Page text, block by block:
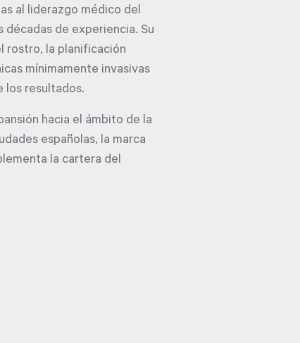
al liderazgo médico del
décadas de experiencia. Su
rostro, la planificación
mínimamente invasivas
los resultados.
hacia el ámbito de la
españolas, la marca
la cartera del